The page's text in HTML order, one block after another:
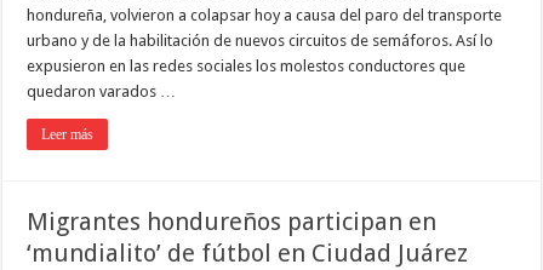
hondureña, volvieron a colapsar hoy a causa del paro del transporte
urbano y de la habilitación de nuevos circuitos de semáforos. Así lo
expusieron en las redes sociales los molestos conductores que
quedaron varados …
Leer más
Migrantes hondureños participan en
‘mundialito’ de fútbol en Ciudad Juárez